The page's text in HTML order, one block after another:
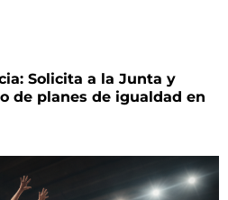
Solicita a la Junta y
de planes de igualdad en